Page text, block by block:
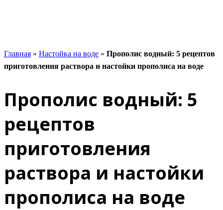
Главная » Настойка на воде » Прополис водный: 5 рецептов
приготовления раствора и настойки прополиса на воде
Прополис водный: 5
рецептов
приготовления
раствора и настойки
прополиса на воде